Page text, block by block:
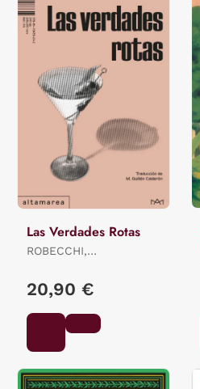
Las Verdades Rotas
ROBECCHI,
20,90 €